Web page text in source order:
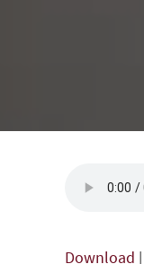
Download |